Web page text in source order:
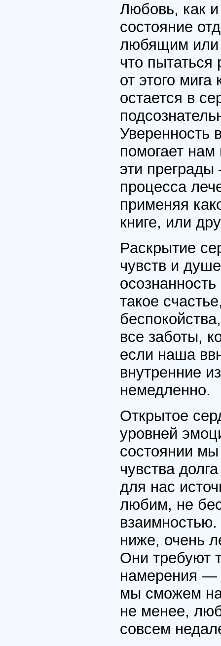
Любовь, как и
состояние
любящим или
что пытаться
от этого
остается в
Уверенность
помогает нам
эти
процесса
применяя
книге, или
Раскрытие
чувств и
такое
все заботы,
если наша
внутренние
немедленно.
Открытое
уровней
состоянии
чувства
для нас
любим, не
ниже, очень
Они требуют
намерения —
мы сможем
не менее,
совсем